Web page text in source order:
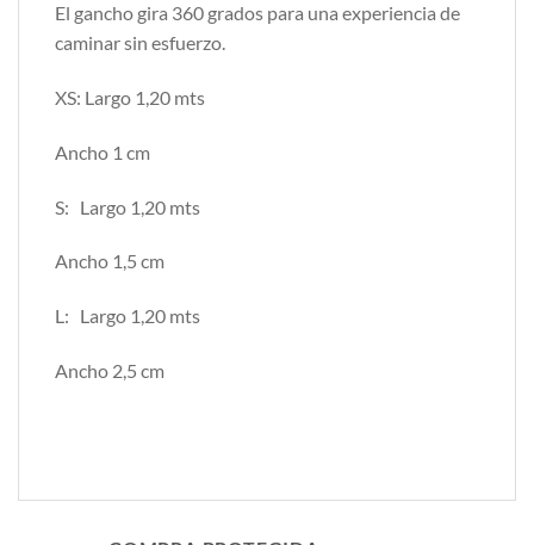
El gancho gira 360 grados para una experiencia de
caminar sin esfuerzo.
XS: Largo 1,20 mts
Ancho 1 cm
S: Largo 1,20 mts
Ancho 1,5 cm
L: Largo 1,20 mts
Ancho 2,5 cm